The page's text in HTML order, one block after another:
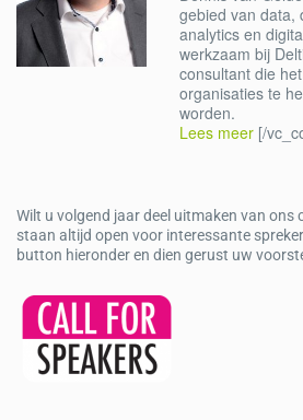
gebied van data,
analytics en
werkzaam bij
consultant die
organisaties te
worden.
Lees meer [/
Wilt u volgend jaar deel uitmaken van ons
staan altijd open voor interessante
button hieronder en dien gerust uw